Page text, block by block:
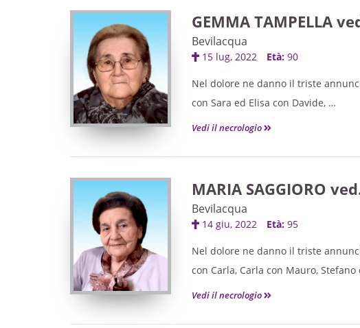
La presente serve di
GEMMA TAMPELLA
Bevilacqua
15 lug, 2022 Età:90
Nel dolore ne danno il triste
con Sara ed Elisa con Davide,
il fratello Antonio con Lina, i nipoti
Recita del Santo Rosario lunedì 18
Il funerale avrà luogo martedì 19
partendo dalla casa funeraria
Un sentito ringraziamento a tutto il
per le cure prestate.
Vedi il necrologio
MARIA SAGGIORO
Bevilacqua
14 giu, 2022 Età:95
Nel dolore ne danno il triste
con Carla, Carla con Mauro,
Daniele, Enrico con Alice, Erika con
Vedi il necrologio